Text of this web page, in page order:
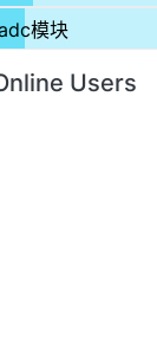
模块
Users